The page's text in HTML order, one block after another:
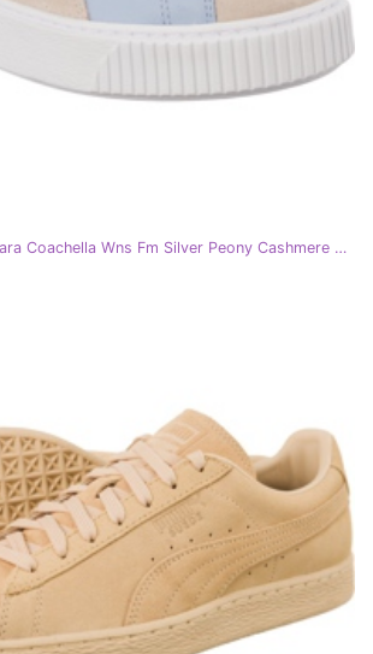
Puma Platforma košara Coachella Wns Fm Silver Peony Cashmere Blue smeđa plava višebojan